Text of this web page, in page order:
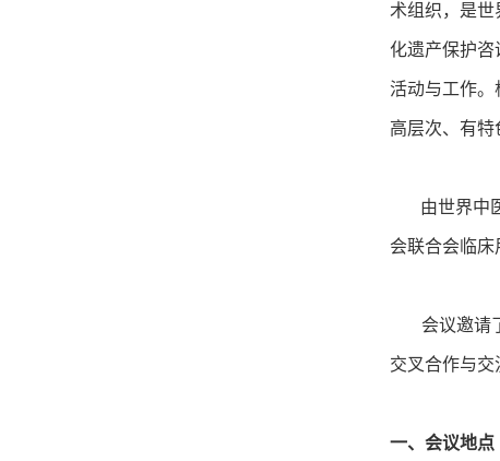
术组织，是世
化遗产保护
活动与工作
高层次、有特
由世界中医
会联合会临床
会议邀请了
交叉合作与
一、会议地点